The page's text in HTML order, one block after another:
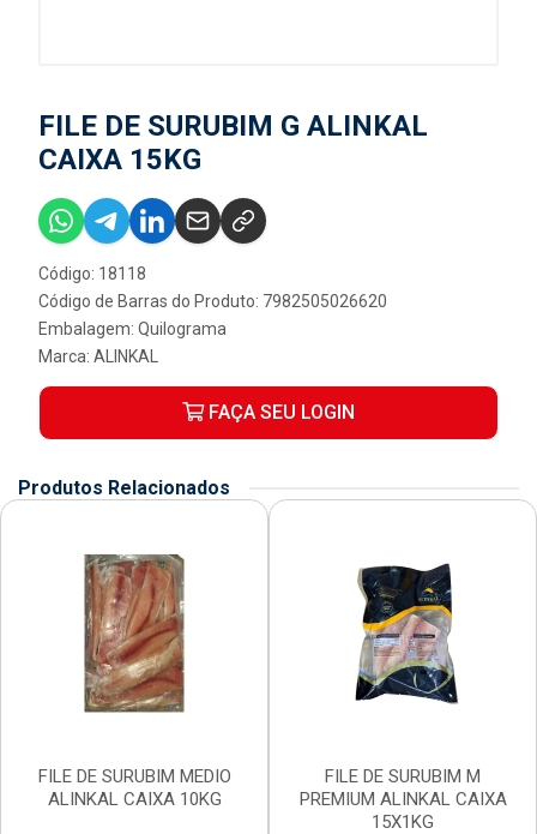
FILE DE SURUBIM G ALINKAL
CAIXA 15KG
Código: 18118
Código de Barras do Produto: 7982505026620
Embalagem: Quilograma
Marca: ALINKAL
FAÇA SEU LOGIN
Produtos Relacionados
FILE DE SURUBIM MEDIO
ALINKAL CAIXA 10KG
FILE DE SURUBIM M
PREMIUM ALINKAL CAIXA
15X1KG